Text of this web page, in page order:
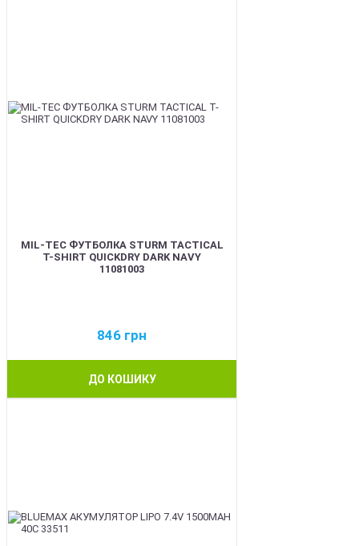
MIL-TEC ФУТБОЛКА STURM TACTICAL
T-SHIRT QUICKDRY DARK NAVY
11081003
846 грн
ДО КОШИКУ